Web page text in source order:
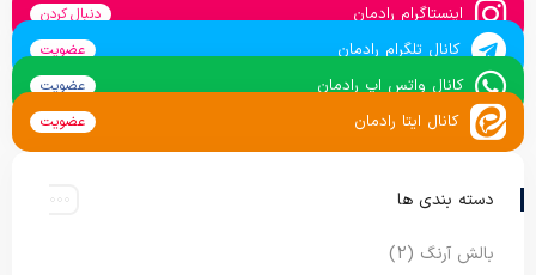
اینستاگرام رادمان دنبال کردن
کانال تلگرام رادمان عضویت
کانال واتس اپ رادمان عضویت
کانال ایتا رادمان عضویت
دسته بندی ها
بالش آرنگ (2)